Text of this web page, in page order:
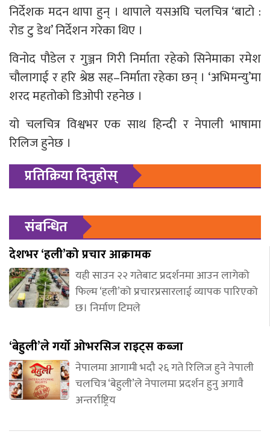
निर्देशक मदन थापा हुन् । थापाले यसअघि चलचित्र ‘बाटो :
रोड टु डेथ’ निर्देशन गरेका थिए ।
विनोद पौडेल र गुञ्जन गिरी निर्माता रहेको सिनेमाका रमेश
चौलागाई र हरि श्रेष्ठ सह–निर्माता रहेका छन् । ‘अभिमन्यु’मा
शरद महतोको डिओपी रहनेछ ।
यो चलचित्र विश्वभर एक साथ हिन्दी र नेपाली भाषामा
रिलिज हुनेछ ।
प्रतिक्रिया दिनुहोस्
संबन्धित
देशभर ‘हली’को प्रचार आक्रामक
यही साउन २२ गतेबाट प्रदर्शनमा आउन लागेको
फिल्म ‘हली’को प्रचारप्रसारलाई व्यापक पारिएको
छ। निर्माण टिमले
‘बेहुली’ले गर्यो ओभरसिज राइट्स कब्जा
नेपालमा आगामी भदौ २६ गते रिलिज हुने नेपाली
चलचित्र ‘बेहुली’ले नेपालमा प्रदर्शन हुनु अगावै
अन्तर्राष्ट्रिय